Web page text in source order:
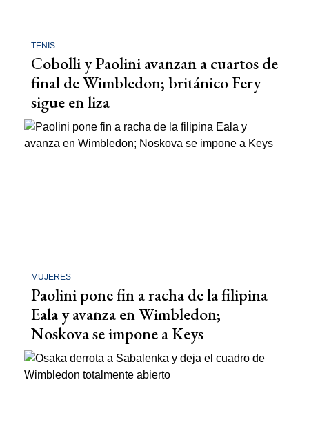
TENIS
Cobolli y Paolini avanzan a cuartos de
final de Wimbledon; británico Fery
sigue en liza
MUJERES
Paolini pone fin a racha de la filipina
Eala y avanza en Wimbledon;
Noskova se impone a Keys